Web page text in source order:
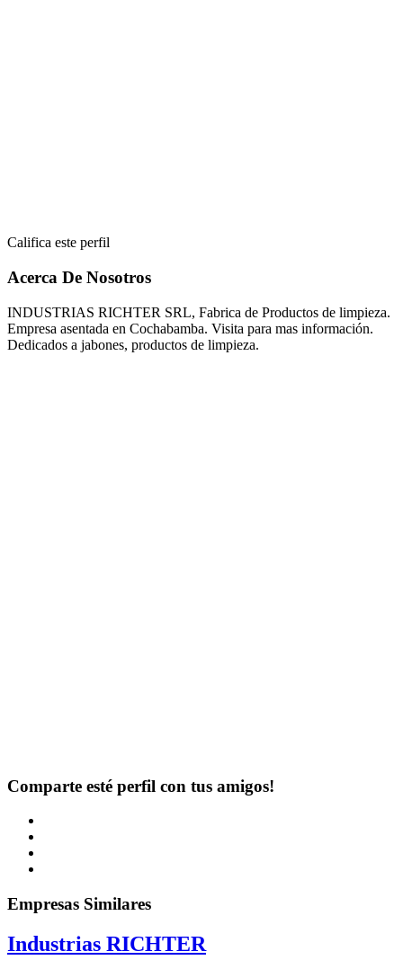
Califica este perfil
Acerca De Nosotros
INDUSTRIAS RICHTER SRL, Fabrica de Productos de limpieza.
Empresa asentada en Cochabamba. Visita para mas información.
Dedicados a jabones, productos de limpieza.
Comparte esté perfil con tus amigos!
Empresas Similares
Industrias RICHTER